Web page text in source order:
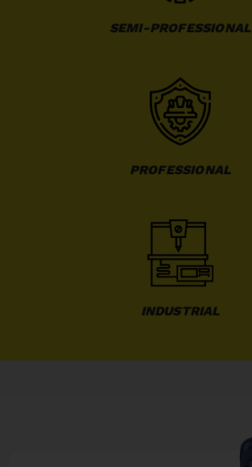
SEMI-PROFESSIONAL
PROFESSIONAL
INDUSTRIAL